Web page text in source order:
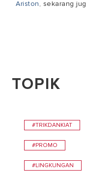
Ariston, sekarang
TOPIK
#TRIKDANKIAT
#PROMO
#LINGKUNGAN